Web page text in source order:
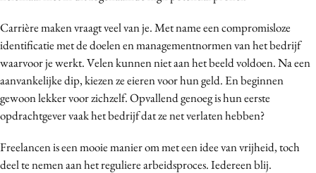
Gedragsverandering
Influencer marketing
Interne communicatie
Martech
Media
Merkstrategie
PR
Carrière maken vraagt veel van je. Met name een compromisloze
identificatie met de doelen en managementnormen van het bedrijf
waarvoor je werkt. Velen kunnen niet aan het beeld voldoen. Na een
aanvankelijke dip, kiezen ze eieren voor hun geld. En beginnen
gewoon lekker voor zichzelf. Opvallend genoeg is hun eerste
opdrachtgever vaak het bedrijf dat ze net verlaten hebben?
Freelancen is een mooie manier om met een idee van vrijheid, toch
deel te nemen aan het reguliere arbeidsproces. Iedereen blij.